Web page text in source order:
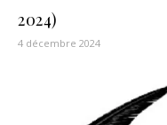
2024)
4 décembre 2024